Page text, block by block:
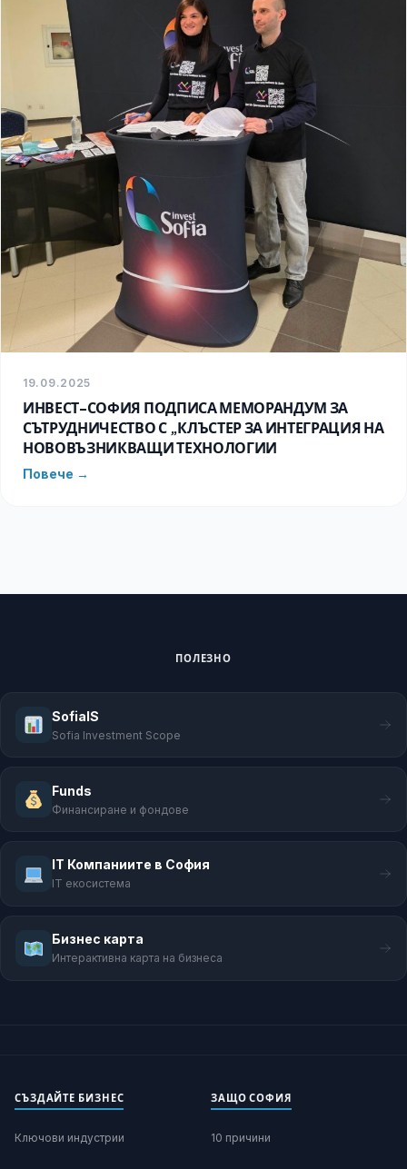
19.09.2025
ИНВЕСТ-СОФИЯ ПОДПИСА МЕМОРАНДУМ ЗА
СЪТРУДНИЧЕСТВО С „КЛЪСТЕР ЗА ИНТЕГРАЦИЯ НА
НОВОВЪЗНИКВАЩИ ТЕХНОЛОГИИ
Повече →
ПОЛЕЗНО
SofiaIS
Sofia Investment Scope
Funds
Финансиране и фондове
IT Компаниите в София
IT екосистема
Бизнес карта
Интерактивна карта на бизнеса
СЪЗДАЙТЕ БИЗНЕС
Ключови индустрии
ЗАЩО СОФИЯ
10 причини